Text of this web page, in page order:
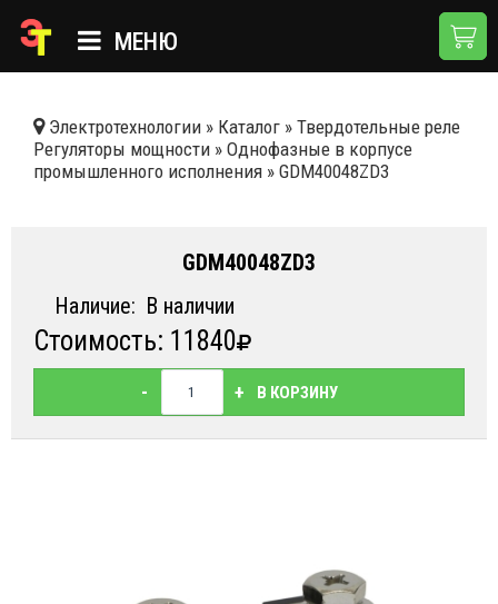
МЕНЮ
КАТАЛОГ
НОВОСТИ
ДОСТАВКА И ОПЛАТА
КОНТАКТЫ
Электротехнологии » Каталог » Твердотельные реле
Регуляторы мощности » Однофазные в корпусе
промышленного исполнения » GDM40048ZD3
GDM40048ZD3
Наличие: В наличии
Стоимость: 11840
- + В КОРЗИНУ